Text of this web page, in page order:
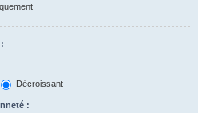
Décroissant
: